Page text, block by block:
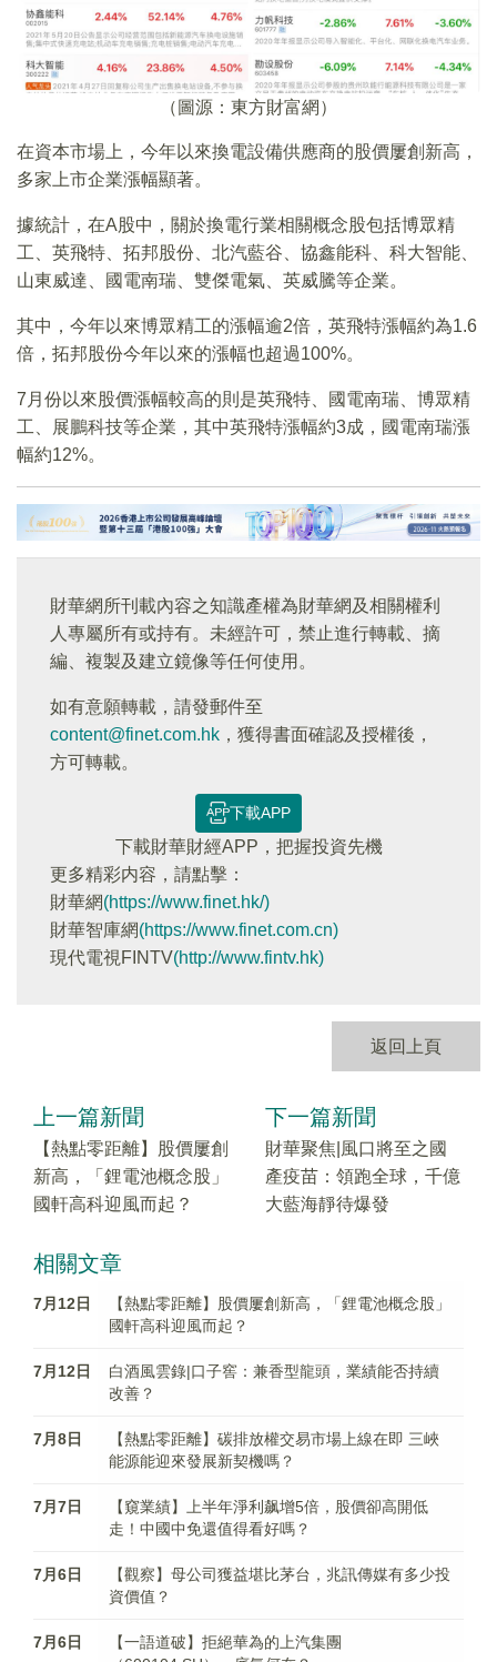
（圖源：東方財富網）
在資本市場上，今年以來換電設備供應商的股價屢創新高，
多家上市企業漲幅顯著。
據統計，在A股中，關於換電行業相關概念股包括博眾精
工、英飛特、拓邦股份、北汽藍谷、協鑫能科、科大智能、
山東威達、國電南瑞、雙傑電氣、英威騰等企業。
其中，今年以來博眾精工的漲幅逾2倍，英飛特漲幅約為1.6
倍，拓邦股份今年以來的漲幅也超過100%。
7月份以來股價漲幅較高的則是英飛特、國電南瑞、博眾精
工、展鵬科技等企業，其中英飛特漲幅約3成，國電南瑞漲
幅約12%。
財華網所刊載內容之知識產權為財華網及相關權利
人專屬所有或持有。未經許可，禁止進行轉載、摘
編、複製及建立鏡像等任何使用。
如有意願轉載，請發郵件至
content@finet.com.hk ，獲得書面確認及授權後，
方可轉載。
下載APP
下載財華財經APP，把握投資先機
更多精彩内容，請點擊：
財華網(https://www.finet.hk/)
財華智庫網(https://www.finet.com.cn)
現代電視FINTV(http://www.fintv.hk)
返回上頁
上一篇新聞
【熱點零距離】股價屢創
新高，「鋰電池概念股」
國軒高科迎風而起？
下一篇新聞
財華聚焦|風口將至之國
產疫苗：領跑全球，千億
大藍海靜待爆發
相關文章
7月12日
【熱點零距離】股價屢創新高，「鋰電池概念股」
國軒高科迎風而起？
7月12日
白酒風雲錄|口子窖：兼香型龍頭，業績能否持續
改善？
7月8日
【熱點零距離】碳排放權交易市場上線在即 三峽
能源能迎來發展新契機嗎？
7月7日
【窺業績】上半年淨利飙增5倍，股價卻高開低
走！中國中免還值得看好嗎？
7月6日
【觀察】母公司獲益堪比茅台，兆訊傳媒有多少投
資價值？
7月6日
【一語道破】拒絕華為的上汽集團